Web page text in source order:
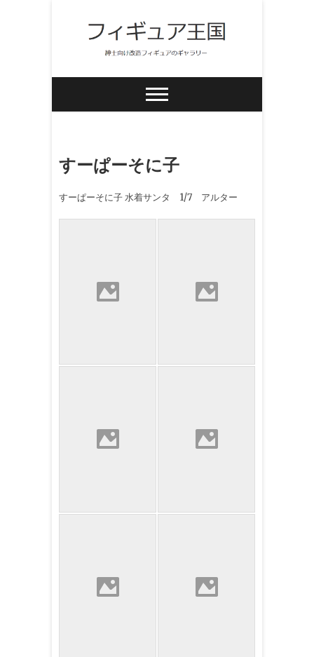
フィギュア王国
すーぱーそに子
すーぱーそに子 水着サンタ 1/7 アルター